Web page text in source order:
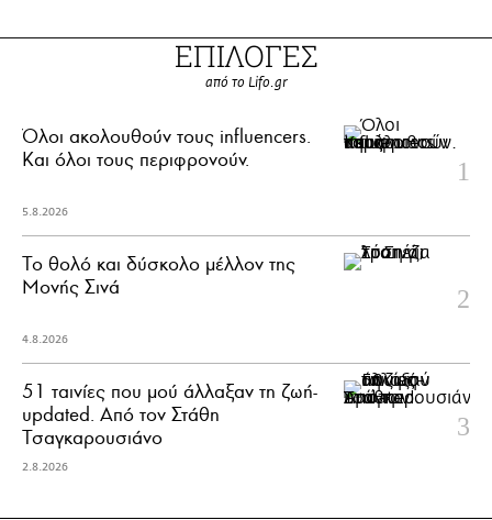
ΕΠΙΛΟΓΕΣ
από το Lifo.gr
Όλοι ακολουθούν τους influencers.
Και όλοι τους περιφρονούν.
5.8.2026
Το θολό και δύσκολο μέλλον της
Μονής Σινά
4.8.2026
51 ταινίες που μού άλλαξαν τη ζωή-
updated. Aπό τον Στάθη
Τσαγκαρουσιάνο
2.8.2026